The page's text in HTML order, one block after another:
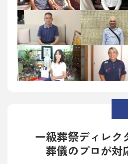
一級葬祭ディレク
葬儀のプロが対